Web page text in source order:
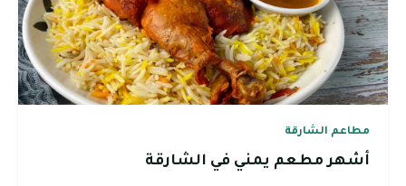
مطاعم الشارقة
أشهر مطعم يمني في الشارقة